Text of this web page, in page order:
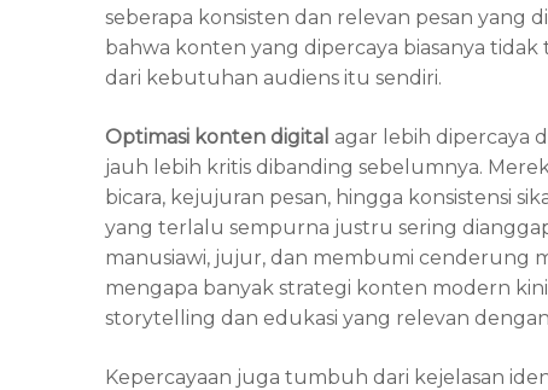
seberapa konsisten dan relevan pesan yang
bahwa konten yang dipercaya biasanya tidak
dari kebutuhan audiens itu sendiri.
Optimasi konten digital agar lebih dipercaya
jauh lebih kritis dibanding sebelumnya.
bicara, kejujuran pesan, hingga konsistensi
yang terlalu sempurna justru sering
manusiawi, jujur, dan membumi cenderung
mengapa banyak strategi konten modern
storytelling dan edukasi yang relevan
Kepercayaan juga tumbuh dari kejelasan